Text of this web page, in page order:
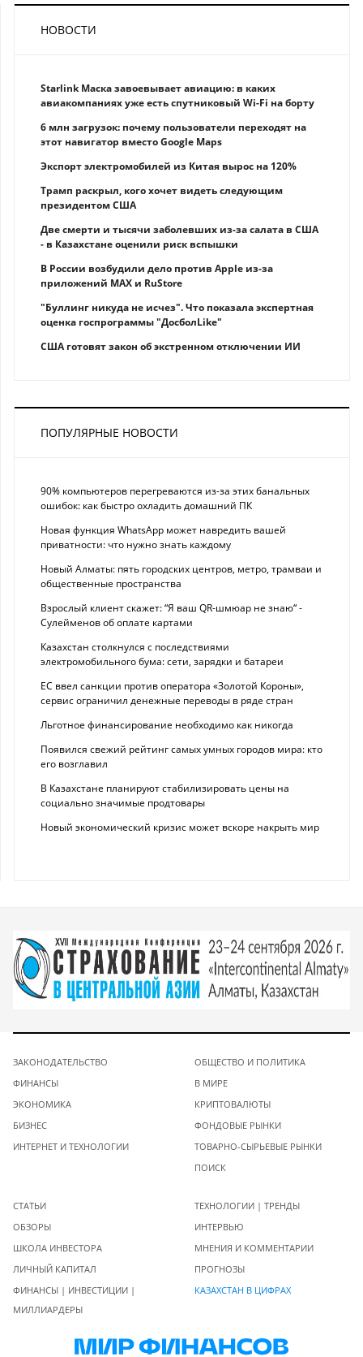
НОВОСТИ
Starlink Маска завоевывает авиацию: в каких
авиакомпаниях уже есть спутниковый Wi-Fi на борту
6 млн загрузок: почему пользователи переходят на
этот навигатор вместо Google Maps
Экспорт электромобилей из Китая вырос на 120%
Трамп раскрыл, кого хочет видеть следующим
президентом США
Две смерти и тысячи заболевших из-за салата в США
- в Казахстане оценили риск вспышки
В России возбудили дело против Apple из-за
приложений MAX и RuStore
"Буллинг никуда не исчез". Что показала экспертная
оценка госпрограммы "ДосболLike"
США готовят закон об экстренном отключении ИИ
ПОПУЛЯРНЫЕ НОВОСТИ
90% компьютеров перегреваются из-за этих банальных
ошибок: как быстро охладить домашний ПК
Новая функция WhatsApp может навредить вашей
приватности: что нужно знать каждому
Новый Алматы: пять городских центров, метро, трамваи и
общественные пространства
Взрослый клиент скажет: “Я ваш QR-шмюар не знаю“ -
Сулейменов об оплате картами
Казахстан столкнулся с последствиями
электромобильного бума: сети, зарядки и батареи
ЕС ввел санкции против оператора «Золотой Короны»,
сервис ограничил денежные переводы в ряде стран
Льготное финансирование необходимо как никогда
Появился свежий рейтинг самых умных городов мира: кто
его возглавил
В Казахстане планируют стабилизировать цены на
социально значимые продтовары
Новый экономический кризис может вскоре накрыть мир
ЗАКОНОДАТЕЛЬСТВО
ФИНАНСЫ
ЭКОНОМИКА
БИЗНЕС
ИНТЕРНЕТ И ТЕХНОЛОГИИ
ОБЩЕСТВО И ПОЛИТИКА
В МИРЕ
КРИПТОВАЛЮТЫ
ФОНДОВЫЕ РЫНКИ
ТОВАРНО-СЫРЬЕВЫЕ РЫНКИ
ПОИСК
СТАТЬИ
ОБЗОРЫ
ШКОЛА ИНВЕСТОРА
ЛИЧНЫЙ КАПИТАЛ
ФИНАНСЫ | ИНВЕСТИЦИИ |
МИЛЛИАРДЕРЫ
ТЕХНОЛОГИИ | ТРЕНДЫ
ИНТЕРВЬЮ
МНЕНИЯ И КОММЕНТАРИИ
ПРОГНОЗЫ
КАЗАХСТАН В ЦИФРАХ